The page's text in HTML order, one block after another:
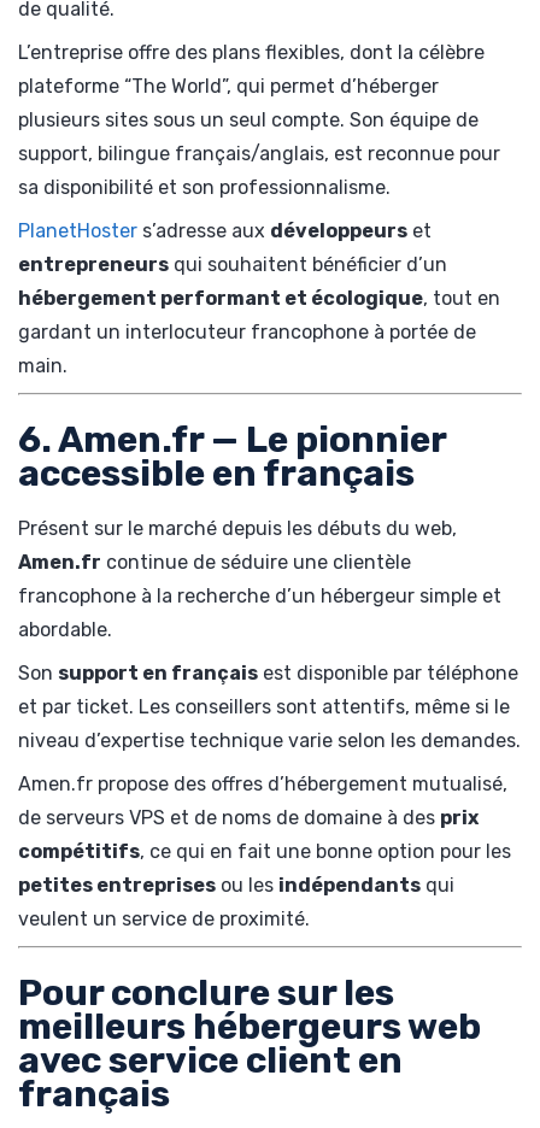
de qualité.
L’entreprise offre des plans flexibles, dont la célèbre
plateforme “The World”, qui permet d’héberger
plusieurs sites sous un seul compte. Son équipe de
support, bilingue français/anglais, est reconnue pour
sa disponibilité et son professionnalisme.
PlanetHoster s’adresse aux développeurs et
entrepreneurs qui souhaitent bénéficier d’un
hébergement performant et écologique, tout en
gardant un interlocuteur francophone à portée de
main.
6. Amen.fr — Le pionnier
accessible en français
Présent sur le marché depuis les débuts du web,
Amen.fr continue de séduire une clientèle
francophone à la recherche d’un hébergeur simple et
abordable.
Son support en français est disponible par téléphone
et par ticket. Les conseillers sont attentifs, même si le
niveau d’expertise technique varie selon les demandes.
Amen.fr propose des offres d’hébergement mutualisé,
de serveurs VPS et de noms de domaine à des prix
compétitifs, ce qui en fait une bonne option pour les
petites entreprises ou les indépendants qui
veulent un service de proximité.
Pour conclure sur les
meilleurs hébergeurs web
avec service client en
français